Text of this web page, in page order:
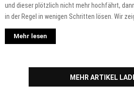
und dieser plötzlich nicht mehr hochfährt,
in der Regel in wenigen Schritten lösen. Wir
Mehr lesen
MEHR ARTIKEL